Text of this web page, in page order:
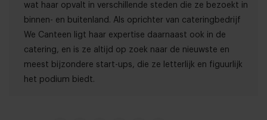
wat haar opvalt in verschillende steden die ze bezoekt in
binnen- en buitenland. Als oprichter van cateringbedrijf
We Canteen ligt haar expertise daarnaast ook in de
catering, en is ze altijd op zoek naar de nieuwste en
meest bijzondere start-ups, die ze letterlijk en figuurlijk
het podium biedt.